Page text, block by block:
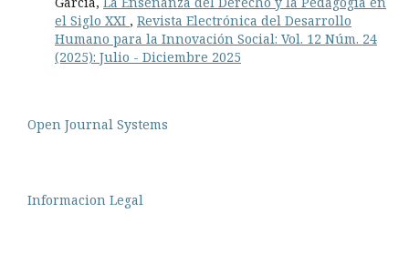
el Siglo XXI , Revista Electrónica del Desarrollo
Humano para la Innovación Social: Vol. 12 Núm. 24
(2025): Julio - Diciembre 2025
Open Journal Systems
Informacion Legal